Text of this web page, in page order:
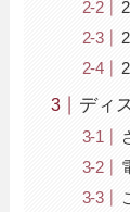
ディ